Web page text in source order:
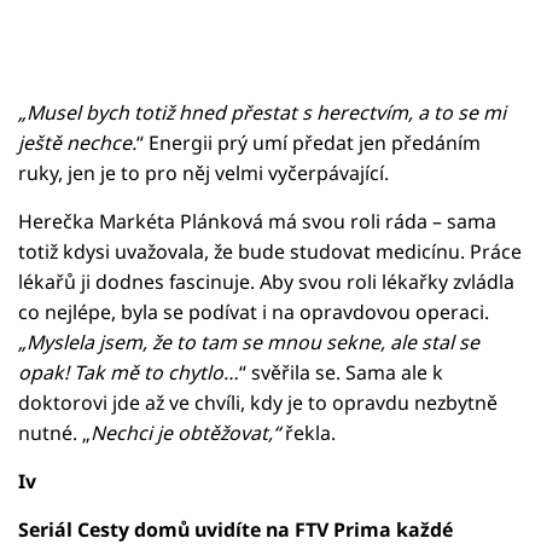
„Musel bych totiž hned přestat s herectvím, a to se mi
ještě nechce.“ Energii prý umí předat jen předáním
ruky, jen je to pro něj velmi vyčerpávající.
Herečka Markéta Plánková má svou roli ráda – sama
totiž kdysi uvažovala, že bude studovat medicínu. Práce
lékařů ji dodnes fascinuje. Aby svou roli lékařky zvládla
co nejlépe, byla se podívat i na opravdovou operaci.
„Myslela jsem, že to tam se mnou sekne, ale stal se
opak! Tak mě to chytlo…“ svěřila se. Sama ale k
doktorovi jde až ve chvíli, kdy je to opravdu nezbytně
nutné. „Nechci je obtěžovat,“řekla.
Iv
Seriál Cesty domů uvidíte na FTV Prima každé